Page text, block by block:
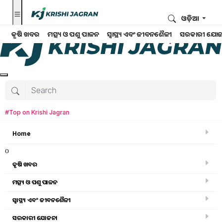
କୃଷି ଖବର ମତ୍ସ୍ୟ ଓ ପଶୁ ପାଳନ ସ୍ୱାସ୍ଥ୍ୟ ଏବଂ ଜୀବନଶୈଳୀ ସରକାରୀ
ଓଡ଼ିଆ
#Top on Krishi Jagran
Home
o
କୃଷି ଖବର
ମତ୍ସ୍ୟ ଓ ପଶୁ ପାଳନ
ସ୍ୱାସ୍ଥ୍ୟ ଏବଂ ଜୀବନଶୈଳୀ
ସରକାରୀ ଯୋଜନା
କୃଷି ଖବର